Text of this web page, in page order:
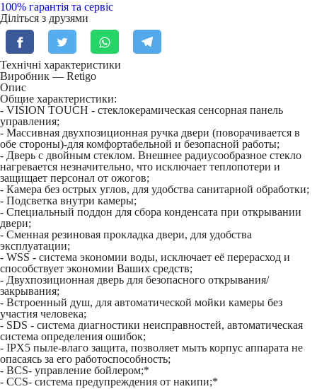
100% гарантія та сервіс
Діліться з друзями
Технічні характеристики
Виробник — Retigo
Опис
Общие характеристики:
- VISION TOUCH - стеклокерамическая сенсорная панель
управления;
- Массивная двухпозиционная ручка двери (поворачивается в
обе стороны)-для комфортабельной и безопасной работы;
- Дверь с двойным стеклом. Внешнее радиусообразное стекло
нагревается незначительно, что исключает теплопотери и
защищает персонал от ожогов;
- Камера без острых углов, для удобства санитарной обработки;
- Подсветка внутри камеры;
- Специальный поддон для сбора конденсата при открывании
двери;
- Сменная резиновая прокладка двери, для удобства
эксплуатации;
- WSS - система экономии воды, исключает её перерасход и
способствует экономии Ваших средств;
- Двухпозиционная дверь для безопасного открывания/
закрывания;
- Встроенный душ, для автоматической мойки камеры без
участия человека;
- SDS - система диагностики неисправностей, автоматическая
система определения ошибок;
- IPX5 пыле-влаго защита, позволяет мыть корпус аппарата не
опасаясь за его работоспособность;
- BCS- управление бойлером;*
- CCS- система предупреждения от накипи;*